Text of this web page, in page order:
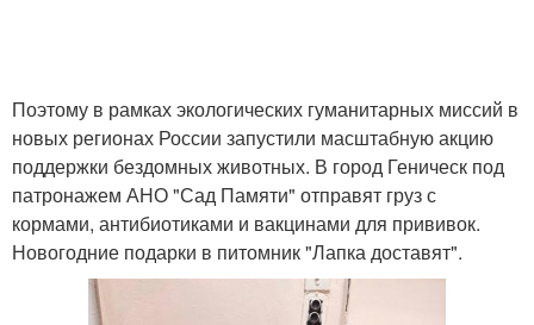
Поэтому в рамках экологических гуманитарных миссий в
новых регионах России запустили масштабную акцию
поддержки бездомных животных. В город Геническ под
патронажем АНО "Сад Памяти" отправят груз с
кормами, антибиотиками и вакцинами для прививок.
Новогодние подарки в питомник "Лапка доставят".